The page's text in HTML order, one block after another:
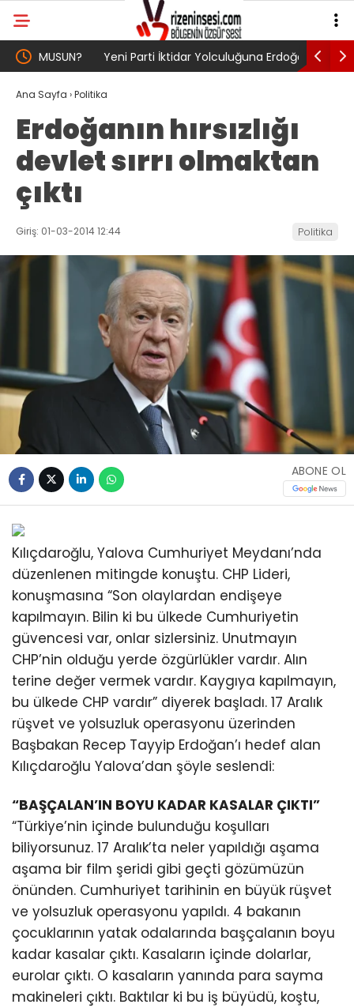
Yeni Parti İktidar Yolculuğuna Erdoğan’ın
Memleketi Rize’den Başladı
Genel
Ana Sayfa ›Politika
Erdoğanın hırsızlığı
devlet sırrı olmaktan
çıktı
Giriş: 01-03-2014 12:44 Politika
ABONE OL
Kılıçdaroğlu, Yalova Cumhuriyet Meydanı’nda
düzenlenen mitingde konuştu. CHP Lideri,
konuşmasına “Son olaylardan endişeye
kapılmayın. Bilin ki bu ülkede Cumhuriyetin
güvencesi var, onlar sizlersiniz. Unutmayın
CHP’nin olduğu yerde özgürlükler vardır. Alın
terine değer vermek vardır. Kaygıya kapılmayın,
bu ülkede CHP vardır” diyerek başladı. 17 Aralık
rüşvet ve yolsuzluk operasyonu üzerinden
Başbakan Recep Tayyip Erdoğan’ı hedef alan
Kılıçdaroğlu Yalova’dan şöyle seslendi:
“BAŞÇALAN’IN BOYU KADAR KASALAR ÇIKTI”
“Türkiye’nin içinde bulunduğu koşulları
biliyorsunuz. 17 Aralık’ta neler yapıldığı aşama
aşama bir film şeridi gibi geçti gözümüzün
önünden. Cumhuriyet tarihinin en büyük rüşvet
ve yolsuzluk operasyonu yapıldı. 4 bakanın
çocuklarının yatak odalarında başçalanın boyu
kadar kasalar çıktı. Kasaların içinde dolarlar,
eurolar çıktı. O kasaların yanında para sayma
makineleri çıktı. Baktılar ki bu iş büyüdü, koştu,